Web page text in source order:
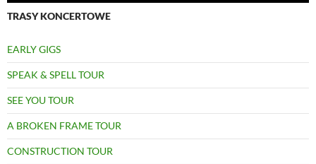
TRASY KONCERTOWE
EARLY GIGS
SPEAK & SPELL TOUR
SEE YOU TOUR
A BROKEN FRAME TOUR
CONSTRUCTION TOUR